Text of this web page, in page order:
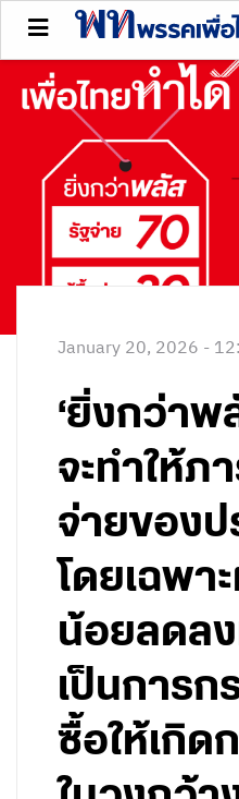
January 20, 2026 -
‘ยิ่งกว่าพ
จะทำให้ภ
จ่ายของป
โดยเฉพา
น้อยลดล
เป็นการก
ซื้อให้เกิด